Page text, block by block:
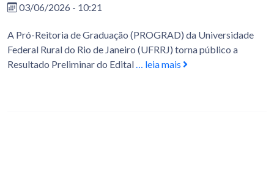
03/06/2026 - 10:21
A Pró-Reitoria de Graduação (PROGRAD) da Universidade
Federal Rural do Rio de Janeiro (UFRRJ) torna público a
Resultado Preliminar do Edital
… leia mais